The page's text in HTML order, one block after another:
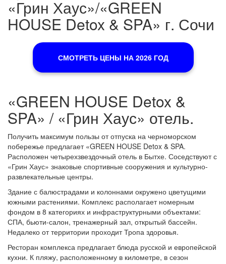
«Грин Хаус»/«GREEN
HOUSE Detox & SPA» г. Сочи
СМОТРЕТЬ ЦЕНЫ НА 2026 ГОД
«GREEN HOUSE Detox &
SPA» / «Грин Хаус» отель.
Получить максимум пользы от отпуска на черноморском
побережье предлагает «GREEN HOUSE Detox & SPA.
Расположен четырехзвездочный отель в Бытхе. Соседствуют с
«Грин Хаус» знаковые спортивные сооружения и культурно-
развлекательные центры.
Здание с балюстрадами и колоннами окружено цветущими
южными растениями. Комплекс располагает номерным
фондом в 8 категориях и инфраструктурными объектами:
СПА, бьюти-салон, тренажерный зал, открытый бассейн.
Недалеко от территории проходит Тропа здоровья.
Ресторан комплекса предлагает блюда русской и европейской
кухни. К пляжу, расположенному в километре, в сезон